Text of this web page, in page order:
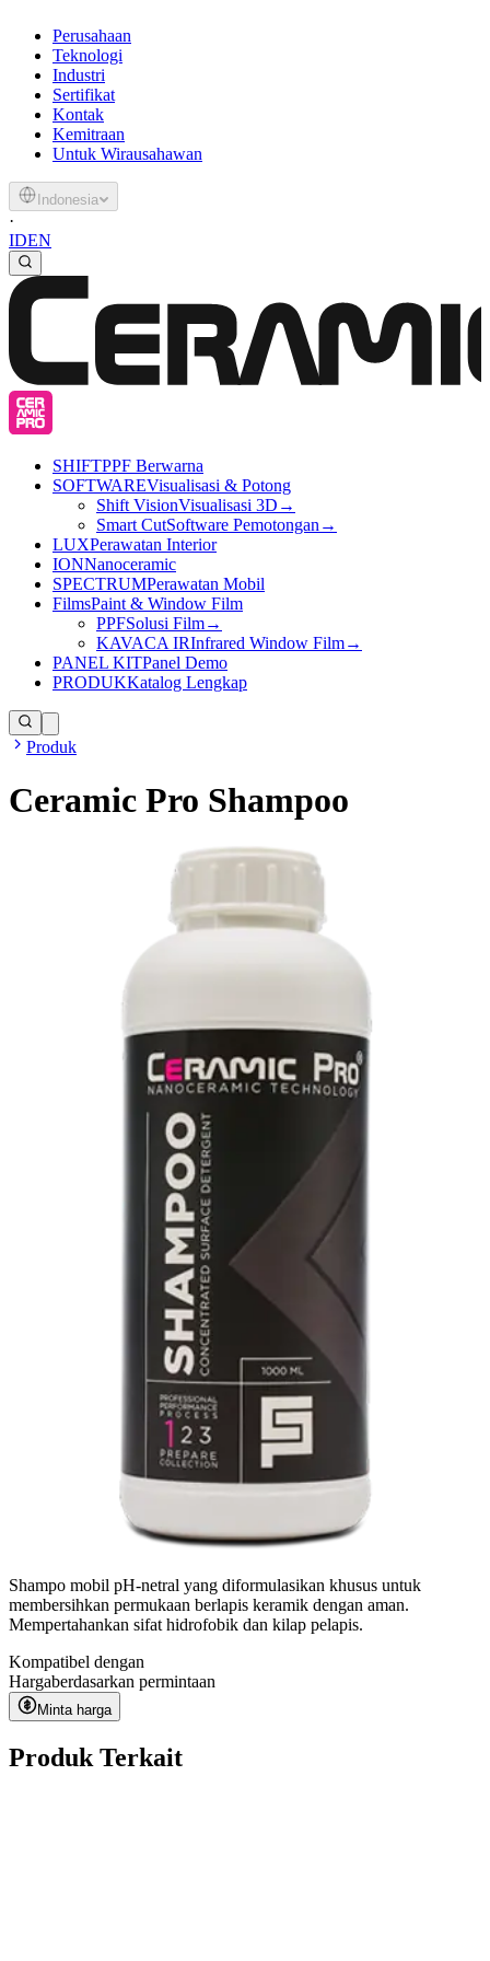
Perusahaan
Teknologi
Industri
Sertifikat
Kontak
Kemitraan
Untuk Wirausahawan
Indonesia
·
IDEN
SHIFTPPF Berwarna
SOFTWAREVisualisasi & Potong
Shift VisionVisualisasi 3D →
Smart CutSoftware Pemotongan →
LUXPerawatan Interior
IONNanoceramic
SPECTRUMPerawatan Mobil
FilmsPaint & Window Film
PPFSolusi Film→
KAVACA IRInfrared Window Film→
PANEL KITPanel Demo
PRODUKKatalog Lengkap
Produk
Ceramic Pro Shampoo
Shampo mobil pH-netral yang diformulasikan khusus untuk
membersihkan permukaan berlapis keramik dengan aman.
Mempertahankan sifat hidrofobik dan kilap pelapis.
Kompatibel dengan
Hargaberdasarkan permintaan
Minta harga
Produk Terkait